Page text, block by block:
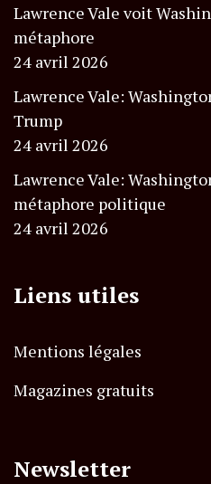
Lawrence Vale voit
métaphore
24 avril 2026
Lawrence Vale:
Trump
24 avril 2026
Lawrence Vale:
métaphore politique
24 avril 2026
Liens utiles
Mentions légales
Magazines gratuits
Newsletter